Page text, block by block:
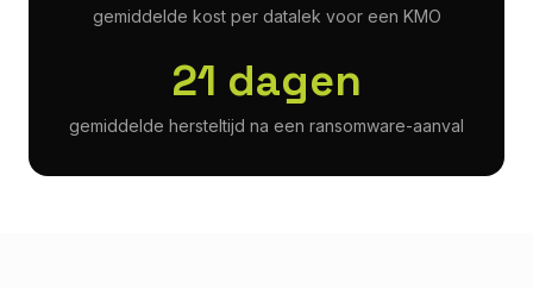
gemiddelde kost per datalek voor een KMO
21 dagen
gemiddelde hersteltijd na een ransomware-aanval